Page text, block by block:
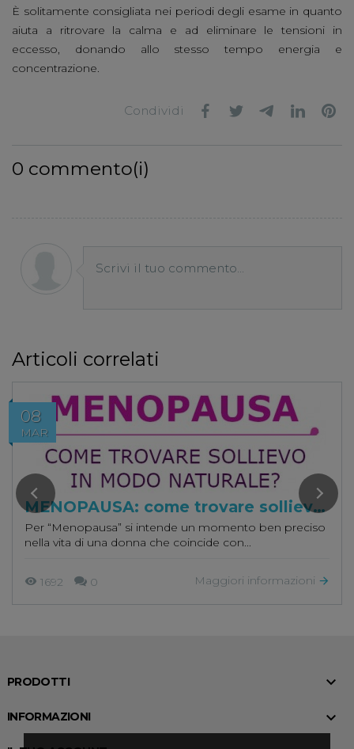
È solitamente consigliata nei periodi degli esame in quanto
aiuta a ritrovare la calma e ad eliminare le tensioni in
eccesso, donando allo stesso tempo energia e
concentrazione.
Condividi
0 commento(i)
Scrivi il tuo commento...
Articoli correlati
08
MAR
MENOPAUSA: come trovare sollievo in
Per “Menopausa” si intende un momento ben preciso
nella vita di una donna che coincide con...
1692 0 Maggiori informazioni
PRODOTTI 
INFORMAZIONI 